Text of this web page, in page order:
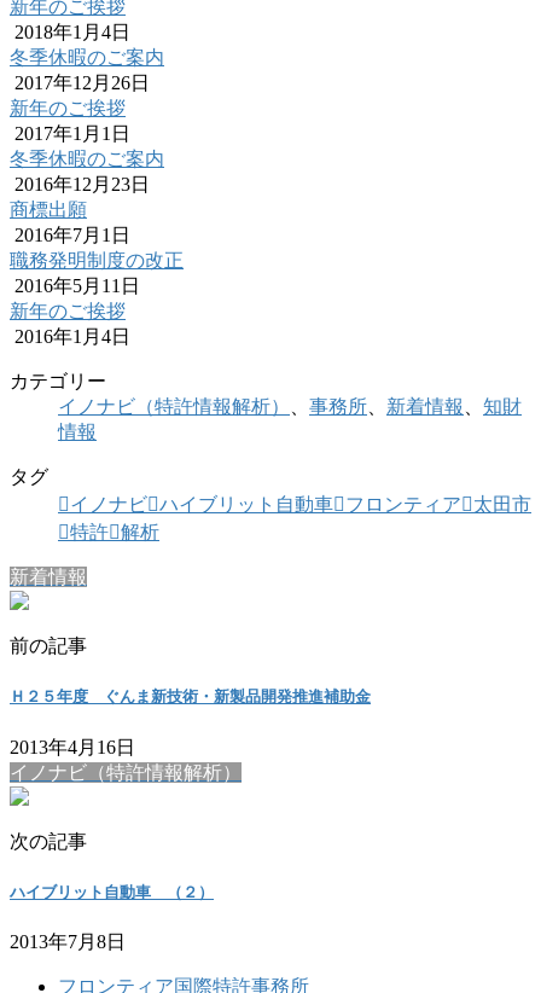
新年のご挨拶
2018年1月4日
冬季休暇のご案内
2017年12月26日
新年のご挨拶
2017年1月1日
冬季休暇のご案内
2016年12月23日
商標出願
2016年7月1日
職務発明制度の改正
2016年5月11日
新年のご挨拶
2016年1月4日
カテゴリー
イノナビ（特許情報解析）
事務所 新着情報
知財
情報
タグ
イノナビ ハイブリット自動車 フロンティア
太田市
特許 解析
新着情報
前の記事
Ｈ２５年度 ぐんま新技術・新製品開発推進補助金
2013年4月16日
イノナビ（特許情報解析）
次の記事
ハイブリット自動車 （２）
2013年7月8日
フロンティア国際特許事務所